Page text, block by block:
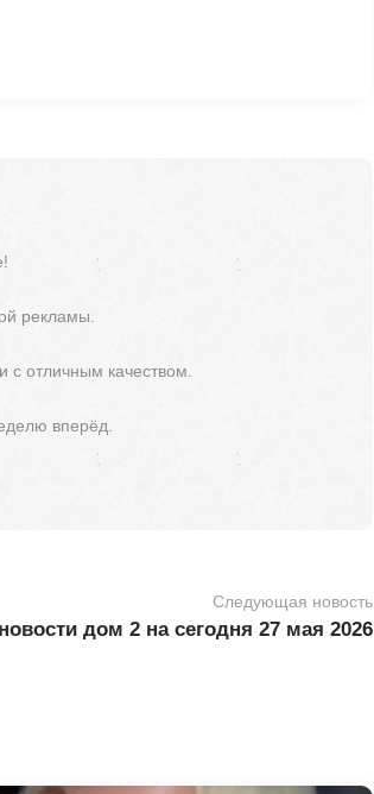
рекламы.
с отличным качеством.
вперёд.
Следующая новость
дом 2 на сегодня 27 мая 2026